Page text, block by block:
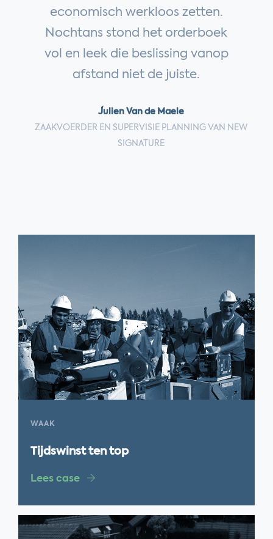
economisch werkloos zetten.
Nochtans stond het orderboek
vol en leek die beslissing vanop
afstand niet de juiste.
Julien Van de Maele
ZAAKVOERDER EN SUPERVISIE PLANNING VAN NEW
SIGNATURE
WAAK
Tijdswinst ten top
Lees case